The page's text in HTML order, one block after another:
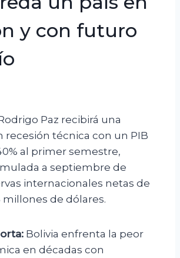
y con futuro
Paz recibirá una
recesión técnica con un PIB
al primer semestre,
a septiembre de
internacionales netas de
millones de dólares.
Bolivia enfrenta la peor
en décadas con